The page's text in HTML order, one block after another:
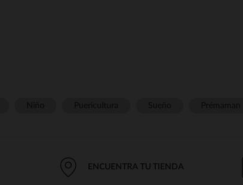
ENCUENTRA TU TIENDA